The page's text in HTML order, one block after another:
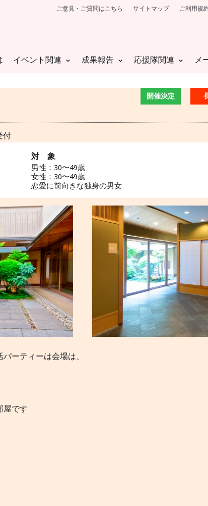
ご意見・ご質問はこちら サイトマップ ご利用規
イベント関連 成果報告 応援隊関連 メ
開催決定
付
対 象
男性：30〜49歳
女性：30〜49歳
恋愛に前向きな独身の男女
ーティーは会場は、
屋です